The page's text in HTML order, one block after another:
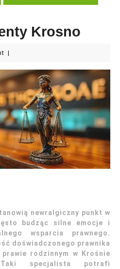
Krosno
newralgiczny punkt w
budząc silne emocje i
wsparcia prawnego.
doświadczonego prawnika
rodzinnym w Krośnie
specjalista potrafi